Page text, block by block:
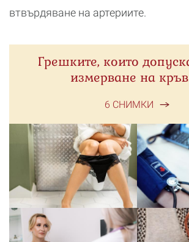
втвърдяване на артериите.
Грешките, които
измерване на
6 СНИМКИ